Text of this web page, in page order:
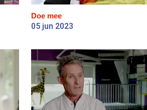
Doe mee
05 jun 2023